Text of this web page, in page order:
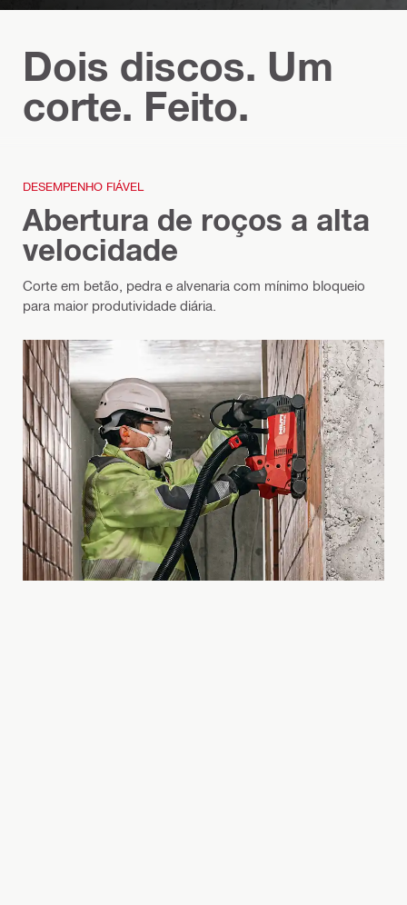
Dois discos. Um
corte. Feito.
DESEMPENHO FIÁVEL
Abertura de roços a alta
velocidade
Corte em betão, pedra e alvenaria com mínimo bloqueio
para maior produtividade diária.